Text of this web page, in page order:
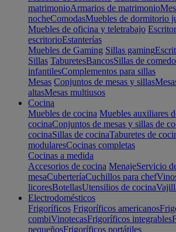
matrimonioArmarios de matrimonio
nocheComodasMuebles de dormitorio
Muebles de oficina y teletrabajo
escritorioEstanterías
Muebles de Gaming Sillas gaming
Sillas TaburetesBancosSillas de
infantilesComplementos para sillas
Mesas Conjuntos de mesas y sillas
altasMesas multiusos
Cocina
Muebles de cocina Muebles auxiliares
cocinaConjuntos de mesas y sillas de
cocinaSillas de cocinaTaburetes de
modularesCocinas completas
Cocinas a medida
Accesorios de cocina MenajeServicio
mesaCuberteríaCuchillos para chef
licoresBotellasUtensilios de cocina
Electrodomésticos
Frigoríficos Frigoríficos americanos
combiVinotecasFrigoríficos integrables
pequeñosFrigoríficos portátiles